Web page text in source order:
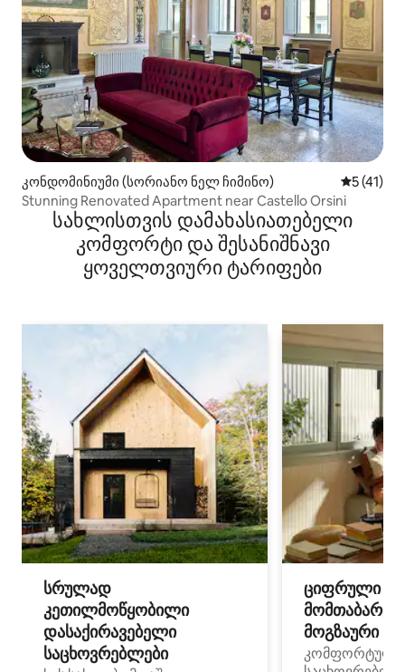
კონდომინიუმი (სორიანო ნელ ჩიმინო) საშუალო
5 (41)
Stunning Renovated Apartment near Castello Orsini
სახლისთვის დამახასიათებელი
კომფორტი და შესანიშნავი
ყოველთვიური ტარიფები
სრულად
კეთილმოწყობილი
დასაქირავებელი
საცხოვრებლები
ციფრული
მოგზაური
კომფორტული